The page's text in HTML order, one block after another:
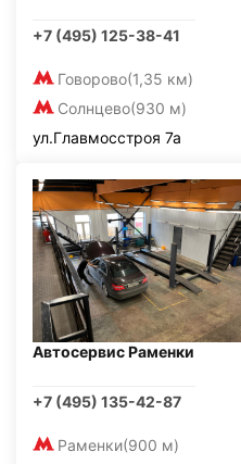
+7 (495) 125-38-41
Говорово(1,35 км)
Солнцево(930 м)
ул.Главмосстроя 7а
Автосервис Раменки
+7 (495) 135-42-87
Раменки(900 м)